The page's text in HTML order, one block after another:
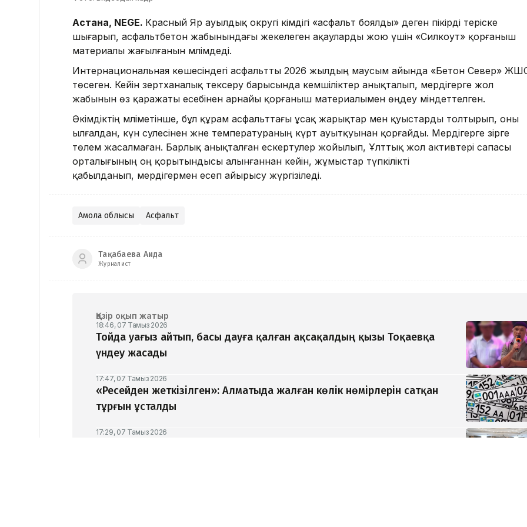
Астана, NEGE. Красный Яр ауылдық округі әкімдігі «асфальт боялды» деген пікірді теріске
шығарып, асфальтбетон жабынындағы жекелеген ақауларды жою үшін «Силкоут» қорғаныш
материалы жағылғанын мәлімдеді.
Интернациональная көшесіндегі асфальтты 2026 жылдың маусым айында «Бетон Север»
төсеген. Кейін зертханалық тексеру барысында кемшіліктер анықталып, мердігерге жол
жабынын өз қаражаты есебінен арнайы қорғаныш материалымен өңдеу міндеттелген.
Әкімдіктің мәліметінше, бұл құрам асфальттағы ұсақ жарықтар мен қуыстарды толтырып, оны
ылғалдан, күн сәулесінен және температураның күрт ауытқуынан қорғайды. Мердігерге әзірге
төлем жасалмаған. Барлық анықталған ескертулер жойылып, Ұлттық жол активтері сапасы
орталығының оң қорытындысы алынғаннан кейін, жұмыстар түпкілікті
қабылданып, мердігермен есеп айырысу жүргізіледі.
Ақмола облысы Асфальт
Тақабаева Аида
Журналист
Қазір оқып жатыр
18:46, 07 Тамыз 2026
Тойда уағыз айтып, басы дауға қалған ақсақалдың қызы Тоқаевқа
үндеу жасады
17:47, 07 Тамыз 2026
«Ресейден жеткізілген»: Алматыда жалған көлік нөмірлерін сатқан
тұрғын ұсталды
17:29, 07 Тамыз 2026